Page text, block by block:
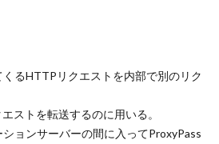
るHTTPリクエストを内部で別のリク
ストを転送するのに用いる。
ョンサーバーの間に入ってProxyPass